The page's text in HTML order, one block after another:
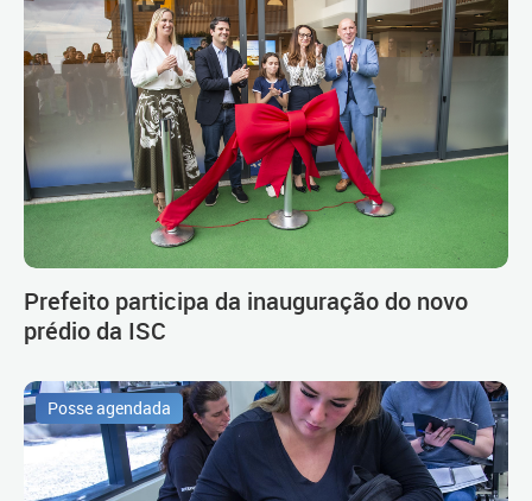
Prefeito participa da inauguração do novo
prédio da ISC
Posse agendada